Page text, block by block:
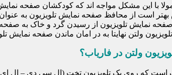
با این مشکل مواجه اند که کودکشان صفحه
است از محافظ صفحه نمایش تلویزیون به
نمایش تلویزیون از رسیدن گرد و خاک به
ولتن نهایتا به در امان ماندن صفحه
ولتن در فاریاب؟